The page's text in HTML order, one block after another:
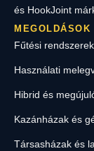
és HookJoint
MEGOLDÁSOK
Fűtési
Használati
Hibrid és
Kazánházak és
Társasházak és